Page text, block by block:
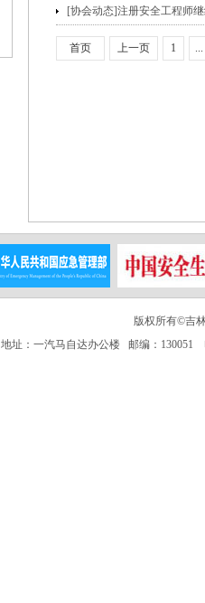
[协会动态]注册安全工程师继
首页 上一页 1 ...
版权所有©吉
地址：一汽马自达办公楼 邮编：130051